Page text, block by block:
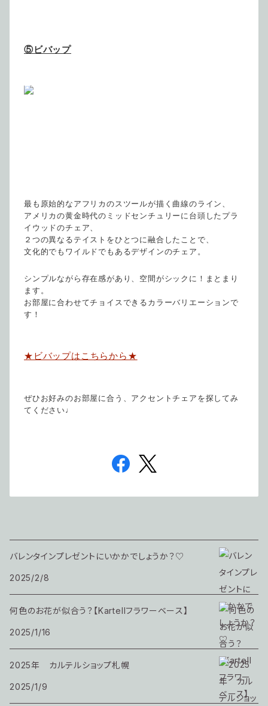
⑤ビバップ
最も原始的なアフリカのスツールが描く曲線のライン、
アメリカの黄金時代のミッドセンチュリーに台頭したプラ
イウッドのチェア、
２つの異なるテイストをひとつに融合したことで、
文化的でもワイルドでもあるデザインのチェア。
シンプルながら存在感があり、空間がシックに！まとまり
ます。
お部屋に合わせてチョイスできるカラーバリエーションで
す！
★ビバップはこちらから★
ぜひお好みのお部屋に合う、アクセントチェアを探してみ
てください♩
バレンタインプレゼントにいかかでしょうか？♡
2025/2/8
何色のお花が似合う？【Kartellフラワーベース】
2025/1/16
2025年 カルテルショップ札幌
2025/1/9